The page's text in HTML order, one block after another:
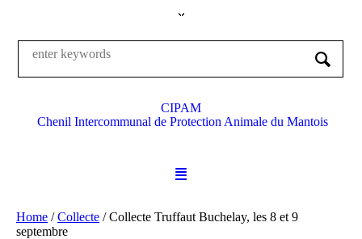
CIPAM
Chenil Intercommunal de Protection Animale du Mantois
Home /Collecte /Collecte Truffaut Buchelay, les 8 et 9
septembre